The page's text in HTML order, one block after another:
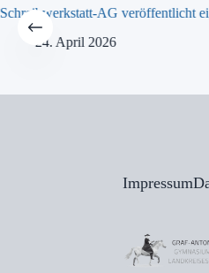
Schreibwerkstatt-AG veröffentlicht
24. April 2026
Impressum